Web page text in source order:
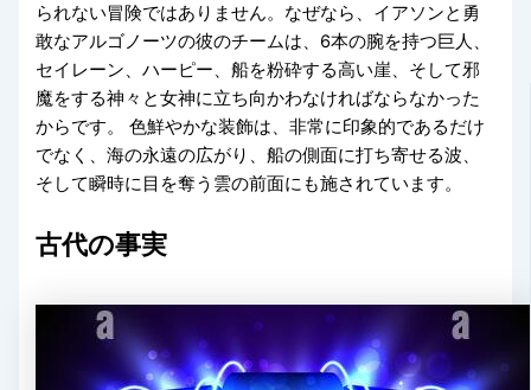
られない冒険ではありません。なぜなら、イアソンと勇
敢なアルゴノーツの彼のチームは、6本の腕を持つ巨人、
セイレーン、ハーピー、船を粉砕する高い崖、そして邪
魔をする神々と女神に立ち向かわなければならなかった
からです。 色鮮やかな装飾は、非常に印象的であるだけ
でなく、海の永遠の広がり、船の側面に打ち寄せる波、
そして瞬時に目を奪う雲の前面にも施されています。
古代の事実